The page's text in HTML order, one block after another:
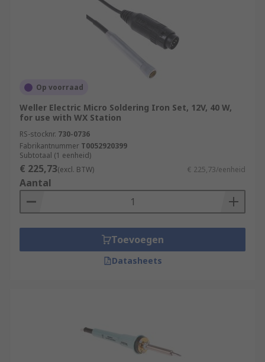
Op voorraad
Weller Electric Micro Soldering Iron Set, 12V, 40 W,
for use with WX Station
RS-stocknr. 730-0736
Fabrikantnummer T0052920399
Subtotaal (1 eenheid)
€ 225,73(excl. BTW) € 225,73/eenheid
Aantal
Toevoegen
Datasheets